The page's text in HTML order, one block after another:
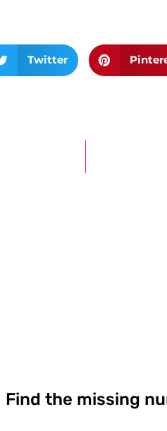
Twitter
Find the missing